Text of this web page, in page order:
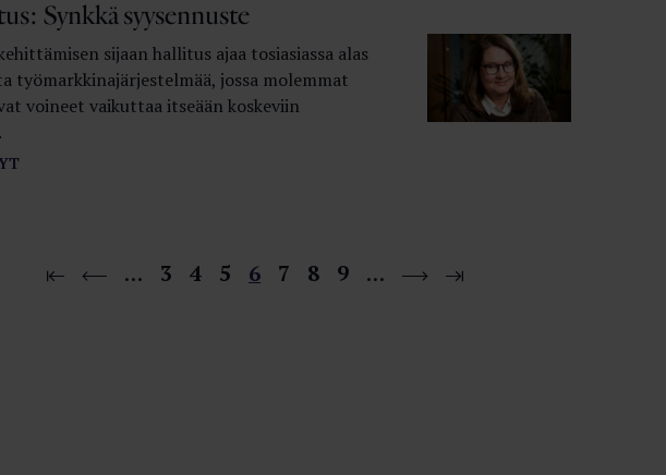
Synkkä syysennuste
sijaan hallitus ajaa tosiasiassa alas
työmarkkinajärjestelmää, jossa molemmat
voineet vaikuttaa itseään koskeviin
… 3 4 5 6 7 8 9 …